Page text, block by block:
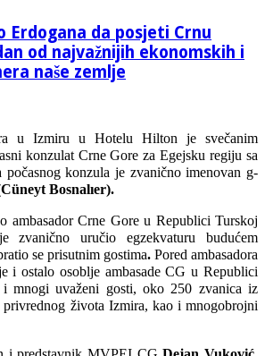
Erdogana da posjeti Crnu
od najvažnijih ekonomskih i
naše zemlje
u Izmiru u Hotelu Hilton je svečanim
konzulat Crne Gore za Egejsku regiju sa
konzula je zvanično imenovan g-
üneyt Bosnalıer).
ambasador Crne Gore u Republici Turskoj
uručio egzekvaturu budućem
se prisutnim gostima. Pored ambasadora
i ostalo osoblje ambasade CG u Republici
i mnogi uvaženi gosti, oko 250 zvanica iz
života Izmira, kao i mnogobrojni